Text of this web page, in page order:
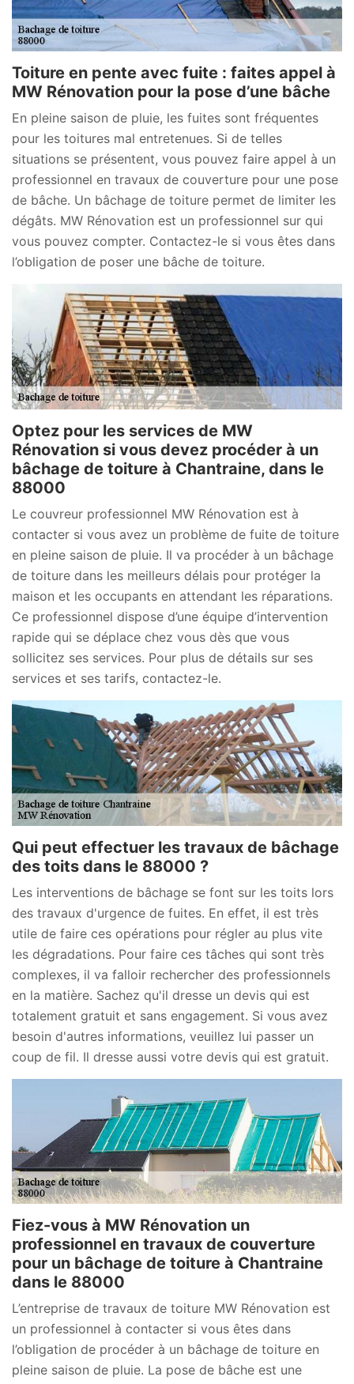
Toiture en pente avec fuite : faites appel à
MW Rénovation pour la pose d’une bâche
En pleine saison de pluie, les fuites sont fréquentes
pour les toitures mal entretenues. Si de telles
situations se présentent, vous pouvez faire appel à un
professionnel en travaux de couverture pour une pose
de bâche. Un bâchage de toiture permet de limiter les
dégâts. MW Rénovation est un professionnel sur qui
vous pouvez compter. Contactez-le si vous êtes dans
l’obligation de poser une bâche de toiture.
Optez pour les services de MW
Rénovation si vous devez procéder à un
bâchage de toiture à Chantraine, dans le
88000
Le couvreur professionnel MW Rénovation est à
contacter si vous avez un problème de fuite de toiture
en pleine saison de pluie. Il va procéder à un bâchage
de toiture dans les meilleurs délais pour protéger la
maison et les occupants en attendant les réparations.
Ce professionnel dispose d’une équipe d’intervention
rapide qui se déplace chez vous dès que vous
sollicitez ses services. Pour plus de détails sur ses
services et ses tarifs, contactez-le.
Qui peut effectuer les travaux de bâchage
des toits dans le 88000 ?
Les interventions de bâchage se font sur les toits lors
des travaux d'urgence de fuites. En effet, il est très
utile de faire ces opérations pour régler au plus vite
les dégradations. Pour faire ces tâches qui sont très
complexes, il va falloir rechercher des professionnels
en la matière. Sachez qu'il dresse un devis qui est
totalement gratuit et sans engagement. Si vous avez
besoin d'autres informations, veuillez lui passer un
coup de fil. Il dresse aussi votre devis qui est gratuit.
Fiez-vous à MW Rénovation un
professionnel en travaux de couverture
pour un bâchage de toiture à Chantraine
dans le 88000
L’entreprise de travaux de toiture MW Rénovation est
un professionnel à contacter si vous êtes dans
l’obligation de procéder à un bâchage de toiture en
pleine saison de pluie. La pose de bâche est une